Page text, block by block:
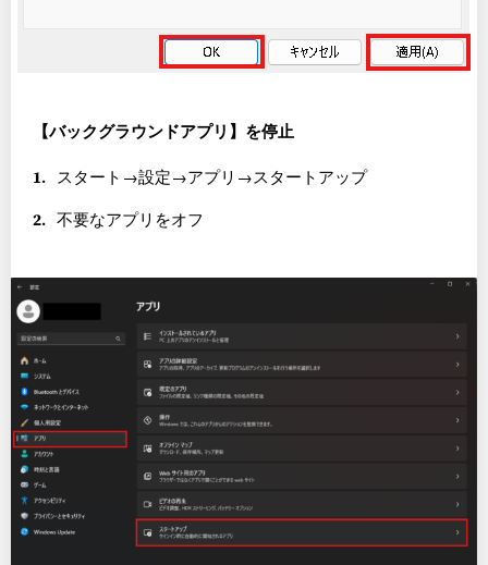
【バックグラウンドアプリ】を停止
スタート→設定→アプリ→スタートアップ
不要なアプリをオフ